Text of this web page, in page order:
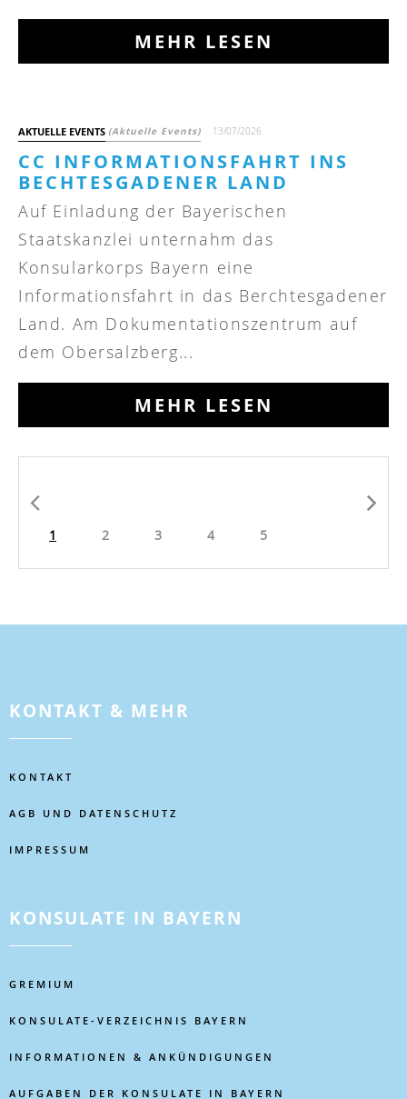
MEHR LESEN
AKTUELLE EVENTS (Aktuelle Events) 13/07/2026
CC INFORMATIONSFAHRT INS
BECHTESGADENER LAND
Auf Einladung der Bayerischen
Staatskanzlei unternahm das
Konsularkorps Bayern eine
Informationsfahrt in das Berchtesgadener
Land. Am Dokumentationszentrum auf
dem Obersalzberg...
MEHR LESEN
1 2 3 4 5
KONTAKT & MEHR
KONTAKT
AGB UND DATENSCHUTZ
IMPRESSUM
KONSULATE IN BAYERN
GREMIUM
KONSULATE-VERZEICHNIS BAYERN
INFORMATIONEN & ANKÜNDIGUNGEN
AUFGABEN DER KONSULATE IN BAYERN